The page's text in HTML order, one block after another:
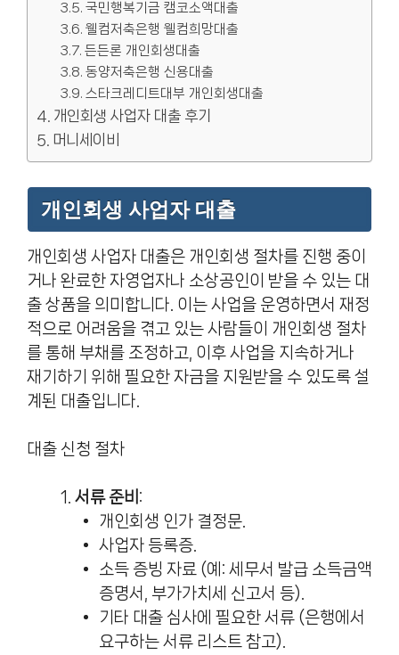
국민행복기금 캠코소액대출
웰컴저축은행 웰컴희망대출
든든론 개인회생대출
동양저축은행 신용대출
스타크레디트대부 개인회생대출
개인회생 사업자 대출 후기
머니세이비
개인회생 사업자 대출
개인회생 사업자 대출은 개인회생 절차를 진행 중이
거나 완료한 자영업자나 소상공인이 받을 수 있는 대
출 상품을 의미합니다. 이는 사업을 운영하면서 재정
적으로 어려움을 겪고 있는 사람들이 개인회생 절차
를 통해 부채를 조정하고, 이후 사업을 지속하거나
재기하기 위해 필요한 자금을 지원받을 수 있도록 설
계된 대출입니다.
대출 신청 절차
서류 준비 :
개인회생 인가 결정문.
사업자 등록증.
소득 증빙 자료 (예: 세무서 발급 소득금액
증명서, 부가가치세 신고서 등).
기타 대출 심사에 필요한 서류 (은행에서
요구하는 서류 리스트 참고).